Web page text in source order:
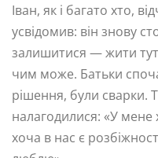
Іван, як і багато хто,
усвідомив: він знову
залишитися — жити
чим може. Батьки
рішення, були сварки.
налагодилися: «У мене
хоча в нас є